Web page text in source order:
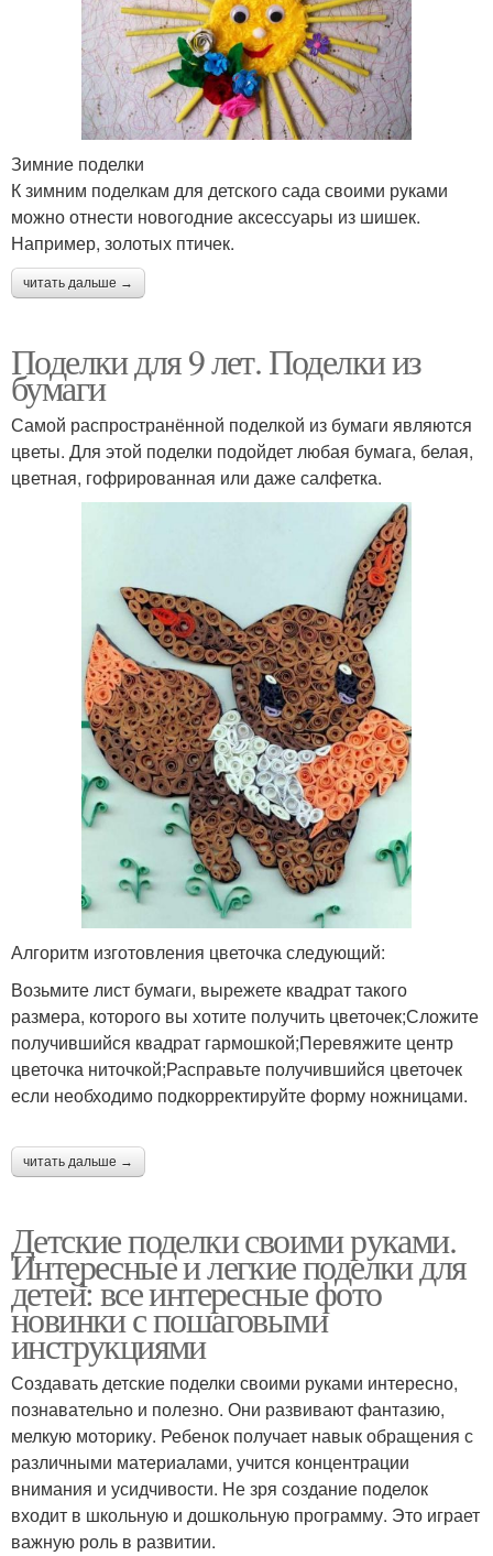
Зимние поделки
К зимним поделкам для детского сада своими руками
можно отнести новогодние аксессуары из шишек.
Например, золотых птичек.
читать дальше →
Поделки для 9 лет. Поделки из
бумаги
Самой распространённой поделкой из бумаги являются
цветы. Для этой поделки подойдет любая бумага, белая,
цветная, гофрированная или даже салфетка.
Алгоритм изготовления цветочка следующий:
Возьмите лист бумаги, вырежете квадрат такого
размера, которого вы хотите получить цветочек;Сложите
получившийся квадрат гармошкой;Перевяжите центр
цветочка ниточкой;Расправьте получившийся цветочек
если необходимо подкорректируйте форму ножницами.
читать дальше →
Детские поделки своими руками.
Интересные и легкие поделки для
детей: все интересные фото
новинки с пошаговыми
инструкциями
Создавать детские поделки своими руками интересно,
познавательно и полезно. Они развивают фантазию,
мелкую моторику. Ребенок получает навык обращения с
различными материалами, учится концентрации
внимания и усидчивости. Не зря создание поделок
входит в школьную и дошкольную программу. Это играет
важную роль в развитии.